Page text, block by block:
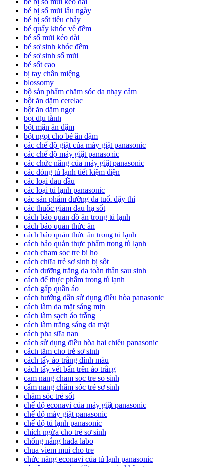
bé bị sổ mũi kéo dài
bé bị sổ mũi lâu ngày
bé bị sốt tiêu chảy
bé quấy khóc về đêm
bé sổ mũi kéo dài
bé sơ sinh khóc đêm
bé sơ sinh sổ mũi
bé sốt cao
bị tay chân miệng
blossomy
bộ sản phẩm chăm sóc da nhạy cảm
bột ăn dặm cerelac
bột ăn dặm ngọt
bọt dịu lành
bột mặn ăn dặm
bột ngọt cho bé ăn dặm
các chế độ giặt của máy giặt panasonic
các chế độ máy giặt panasonic
các chức năng của máy giặt panasonic
các dòng tủ lạnh tiết kiệm điện
các loại đau đầu
các loại tủ lạnh panasonic
các sản phẩm dưỡng da tuổi dậy thì
các thuốc giảm đau hạ sốt
cách bảo quản đồ ăn trong tủ lạnh
cách bảo quản thức ăn
cách bảo quản thức ăn trong tủ lạnh
cách bảo quản thực phẩm trong tủ lạnh
cach cham soc tre bi ho
cách chữa trẻ sơ sinh bị sốt
cách dưỡng trắng da toàn thân sau sinh
cách để thực phẩm trong tủ lạnh
cách gấp quần áo
cách hướng dẫn sử dụng điều hòa panasonic
cách làm da mặt sáng mịn
cách làm sạch áo trắng
cách làm trắng sáng da mặt
cách pha sữa nan
cách sử dụng điều hòa hai chiều panasonic
cách tắm cho trẻ sơ sinh
cách tẩy áo trắng dính màu
cách tẩy vết bẩn trên áo trắng
cam nang cham soc tre so sinh
cẩm nang chăm sóc trẻ sơ sinh
chăm sóc trẻ sốt
chế độ econavi của máy giặt panasonic
chế độ máy giặt panasonic
chế độ tủ lạnh panasonic
chích ngừa cho trẻ sơ sinh
chống nắng hada labo
chua viem mui cho tre
chức năng econavi của tủ lạnh panasonic